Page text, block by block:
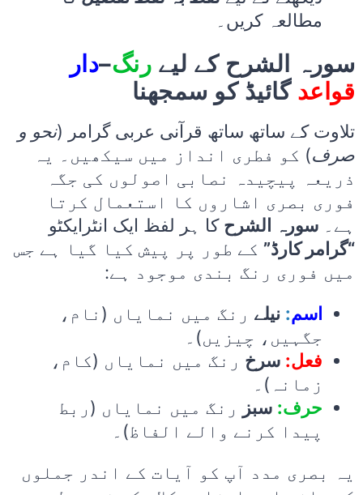
مطالعہ کریں۔
سورہ الشرح کے لیے رنگ–دار
قواعد گائیڈ کو سمجھنا
تلاوت کے ساتھ ساتھ قرآنی عربی گرامر (نحو و
صرف) کو فطری انداز میں سیکھیں۔ یہ
ذریعہ پیچیدہ نصابی اصولوں کی جگہ
فوری بصری اشاروں کا استعمال کرتا
ہے۔ سورہ الشرح کا ہر لفظ ایک انٹرایکٹو
“گرامر کارڈ” کے طور پر پیش کیا گیا ہے جس
میں فوری رنگ بندی موجود ہے:
اسم: نیلے رنگ میں نمایاں (نام،
جگہیں، چیزیں)۔
فعل: سرخ رنگ میں نمایاں (کام،
زمانہ)۔
حرف: سبز
رنگ میں نمایاں (ربط
پیدا کرنے والے الفاظ)۔
یہ بصری مدد آپ کو آیات کے اندر جملوں